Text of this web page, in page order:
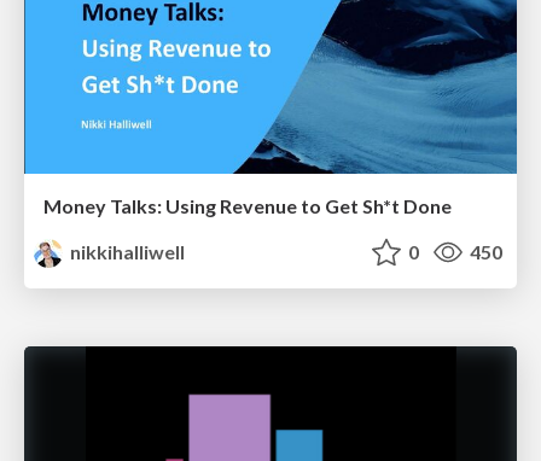
Money Talks: Using Revenue to Get Sh*t Done
nikkihalliwell
0 450